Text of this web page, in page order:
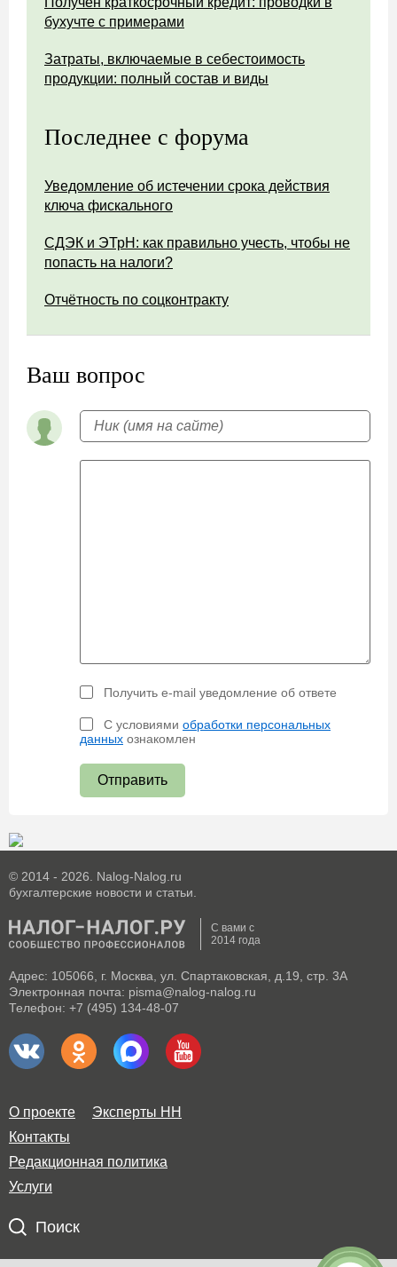
бухучте с примерами
Затраты, включаемые в себестоимость
продукции: полный состав и виды
Последнее с форума
Уведомление об истечении срока действия
ключа фискального
СДЭК и ЭТрН: как правильно учесть, чтобы не
попасть на налоги?
Отчётность по соцконтракту
Ваш вопрос
Получить e-mail уведомление об ответе
С условиями обработки персональных
данных ознакомлен
Отправить
© 2014 - 2026. Nalog-Nalog.ru
бухгалтерские новости и статьи.
С вами с
2014 года
Адрес: 105066, г. Москва, ул. Спартаковская, д.19, стр. 3А
Электронная почта: pisma@nalog-nalog.ru
Телефон: +7 (495) 134-48-07
О проекте
Эксперты НН
Контакты
Редакционная политика
Услуги
Поиск